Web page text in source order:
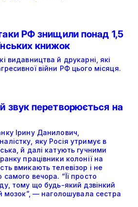
РФ знищили понад 1,5
книжок
видавництва й друкарні, які
війни РФ цього місяця.
звук перетворюється на
Ірину Данилович,
яку Росія утримує в
й далі катують гучними
працівники колонії на
вмикають телевізор і не
вечора. “Її просто
тому що будь-який дзвінкий
мозок”, — наголошувала сестра